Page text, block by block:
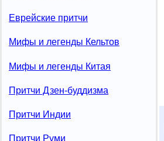
Еврейские притчи
Мифы и легенды Кельтов
Мифы и легенды Китая
Притчи Дзен-буддизма
Притчи Индии
Притчи Руми